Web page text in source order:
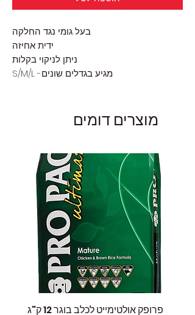
בעל גומי נגד החלקה
ידית אחיזה
ניתן לניקוי בקלות
מגיע בגדלים שונים- S/M/L
מוצרים דומים
פרופק אולטימייט לכלב בוגר 12 ק"ג